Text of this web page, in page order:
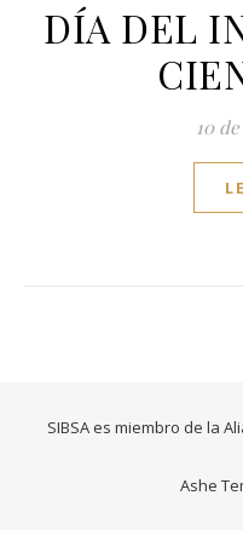
DÍA DEL
10
SIBSA es miembro de la
Ashe